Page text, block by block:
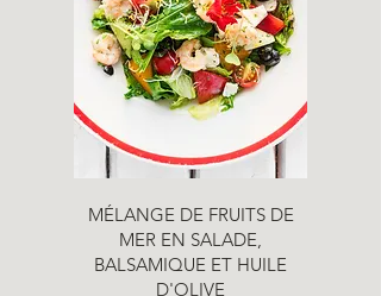
MÉLANGE DE FRUITS DE
MER EN SALADE,
BALSAMIQUE ET HUILE
D'OLIVE